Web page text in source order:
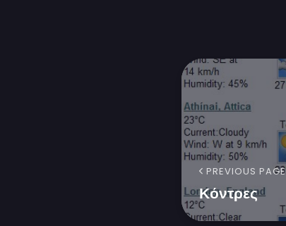
PREVIOUS PAGE
Κόντρες